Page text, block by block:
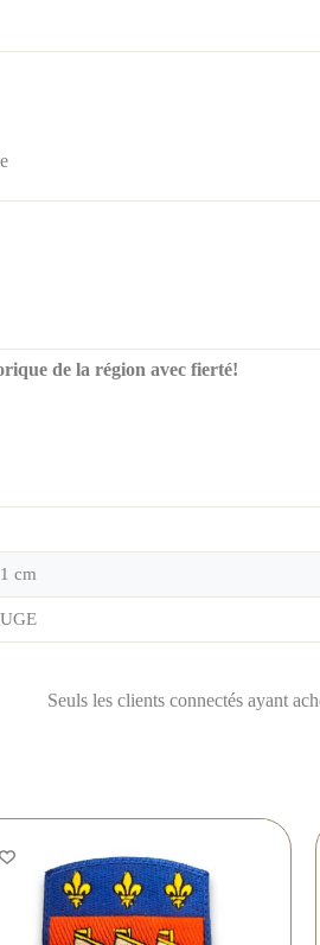
de la région avec fierté!
cm
Seuls les clients connectés ayant